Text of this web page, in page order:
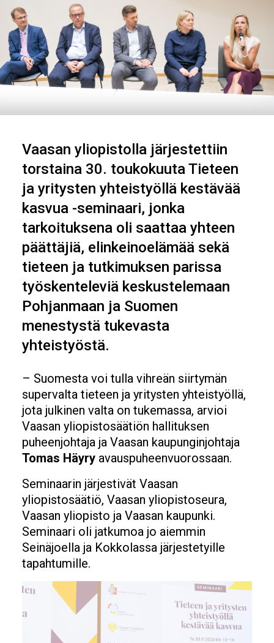
Vaasan yliopistolla järjestettiin
torstaina 30. toukokuuta Tieteen
ja yritysten yhteistyöllä kestävää
kasvua -seminaari, jonka
tarkoituksena oli saattaa yhteen
päättäjiä, elinkeinoelämää sekä
tieteen ja tutkimuksen parissa
työskenteleviä keskustelemaan
Pohjanmaan ja Suomen
menestystä tukevasta
yhteistyöstä.
– Suomesta voi tulla vihreän siirtymän
supervalta tieteen ja yritysten yhteistyöllä,
jota julkinen valta on tukemassa, arvioi
Vaasan yliopistosäätiön hallituksen
puheenjohtaja ja Vaasan kaupunginjohtaja
Tomas Häyry avauspuheenvuorossaan.
Seminaarin järjestivät Vaasan
yliopistosäätiö, Vaasan yliopistoseura,
Vaasan yliopisto ja Vaasan kaupunki.
Seminaari oli jatkumoa jo aiemmin
Seinäjoella ja Kokkolassa järjestetyille
tapahtumille.
Image